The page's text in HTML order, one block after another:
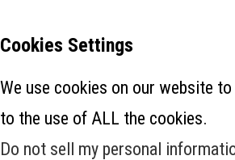
Cookies Settings
We use cookies on our website
to the use of ALL the cookies.
Do not sell my personal